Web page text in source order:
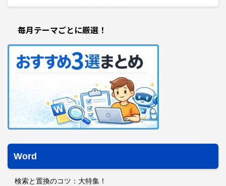
毎月テーマごとに厳選！
Word
検索と置換のコツ：大特集！